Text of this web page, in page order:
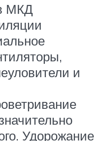
МКД
и
Удорожание